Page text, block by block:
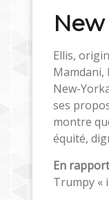
Ellis,
Mamdani,
New-
ses
montre
équité,
En
Trumpy «